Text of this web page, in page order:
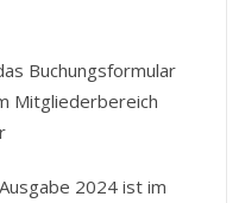
Buchungsformular
Mitgliederbereich
2024 ist im